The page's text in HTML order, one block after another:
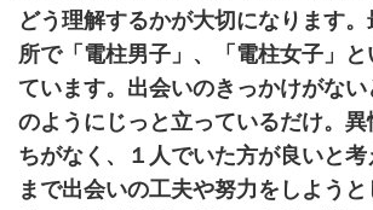
どう理解するかが大切になります
所で「電柱男子」、「電柱女子」
ています。出会いのきっかけがな
のようにじっと立っているだけ。
ちがなく、１人でいた方が良いと考
まで出会いの工夫や努力をしよう